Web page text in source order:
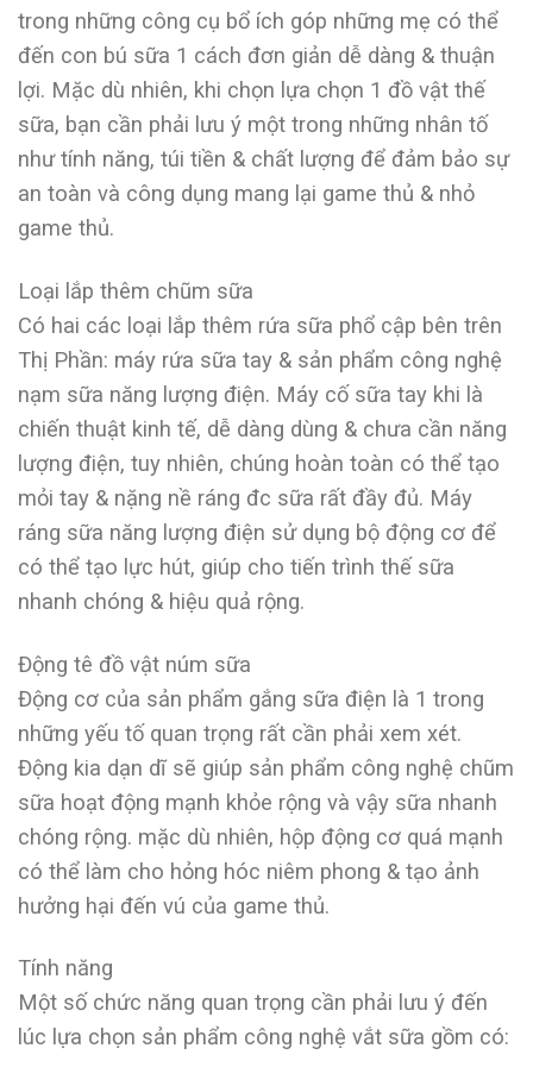
trong những công cụ bổ ích góp những mẹ có thể
đến con bú sữa 1 cách đơn giản dễ dàng & thuận
lợi. Mặc dù nhiên, khi chọn lựa chọn 1 đồ vật thế
sữa, bạn cần phải lưu ý một trong những nhân tố
như tính năng, túi tiền & chất lượng để đảm bảo sự
an toàn và công dụng mang lại game thủ & nhỏ
game thủ.
Loại lắp thêm chũm sữa
Có hai các loại lắp thêm rứa sữa phổ cập bên trên
Thị Phần: máy rứa sữa tay & sản phẩm công nghệ
nạm sữa năng lượng điện. Máy cố sữa tay khi là
chiến thuật kinh tế, dễ dàng dùng & chưa cần năng
lượng điện, tuy nhiên, chúng hoàn toàn có thể tạo
mỏi tay & nặng nề ráng đc sữa rất đầy đủ. Máy
ráng sữa năng lượng điện sử dụng bộ động cơ để
có thể tạo lực hút, giúp cho tiến trình thế sữa
nhanh chóng & hiệu quả rộng.
Động tê đồ vật núm sữa
Động cơ của sản phẩm gắng sữa điện là 1 trong
những yếu tố quan trọng rất cần phải xem xét.
Động kia dạn dĩ sẽ giúp sản phẩm công nghệ chũm
sữa hoạt động mạnh khỏe rộng và vậy sữa nhanh
chóng rộng. mặc dù nhiên, hộp động cơ quá mạnh
có thể làm cho hỏng hóc niêm phong & tạo ảnh
hưởng hại đến vú của game thủ.
Tính năng
Một số chức năng quan trọng cần phải lưu ý đến
lúc lựa chọn sản phẩm công nghệ vắt sữa gồm có: